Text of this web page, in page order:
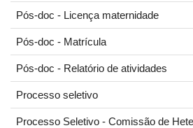
Pós-doc - Licença maternidade
Pós-doc - Matrícula
Pós-doc - Relatório de atividades
Processo seletivo
Processo Seletivo - Comissão de